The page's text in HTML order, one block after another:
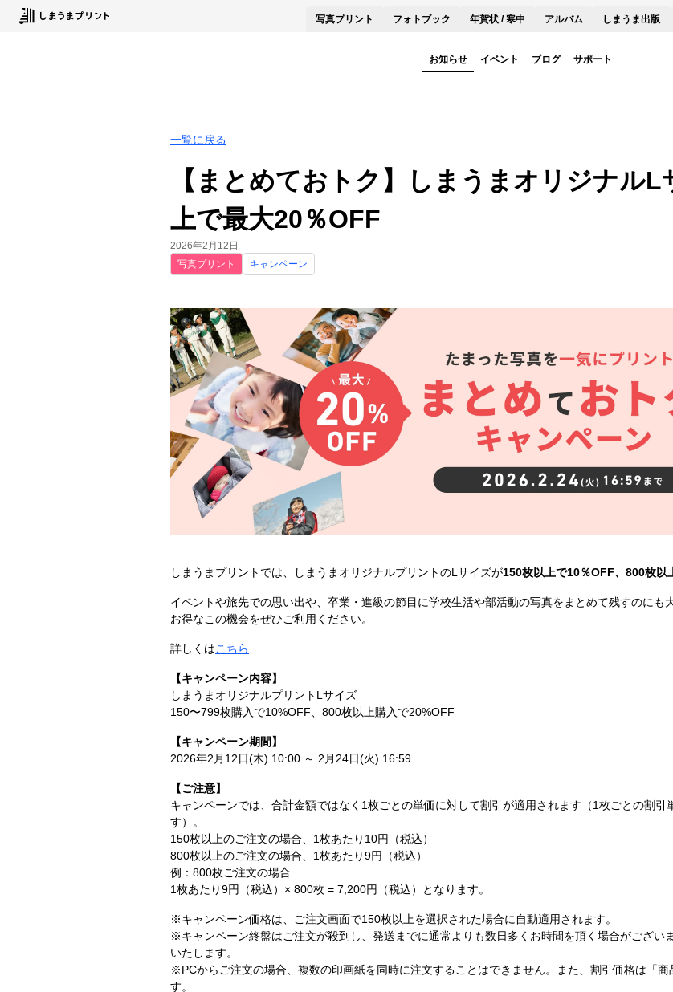
写真プリント フォトブック 年賀状 / 寒中 アルバム しまうま出版
お知らせ イベント ブログ サポート
一覧に戻る
【まとめておトク】しまうまオリジナル
上で最大20％OFF
2026年2月12日
写真プリント
キャンペーン
しまうまプリントでは、しまうまオリジナルプリントのLサイズが150枚以上で10％OFF、800枚以
イベントや旅先での思い出や、卒業・進級の節目に学校生活や部活動の写真をまとめて残すのにも
お得なこの機会をぜひご利用ください。
詳しくはこちら
【キャンペーン内容】
しまうまオリジナルプリントLサイズ
150〜799枚購入で10%OFF、800枚以上購入で20%OFF
【キャンペーン期間】
2026年2月12日(木) 10:00 ～ 2月24日(火) 16:59
【ご注意】
キャンペーンでは、合計金額ではなく1枚ごとの単価に対して割引が適用されます（1枚ごとの割引
す）。
150枚以上のご注文の場合、1枚あたり10円（税込）
800枚以上のご注文の場合、1枚あたり9円（税込）
例：800枚ご注文の場合
1枚あたり9円（税込）× 800枚 = 7,200円（税込）となります。
※キャンペーン価格は、ご注文画面で150枚以上を選択された場合に自動適用されます。
※キャンペーン終盤はご注文が殺到し、発送までに通常よりも数日多くお時間を頂く場合がござい
いたします。
※PCからご注文の場合、複数の印画紙を同時に注文することはできません。また、割引価格は「
す。